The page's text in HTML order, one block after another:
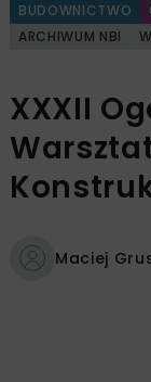
BUDOWNICTWO
ARCHIWUM NBI
XXXII
Maciej